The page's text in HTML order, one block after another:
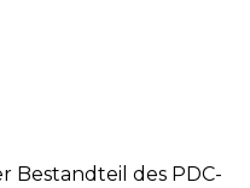
Bestandteil des PDC-